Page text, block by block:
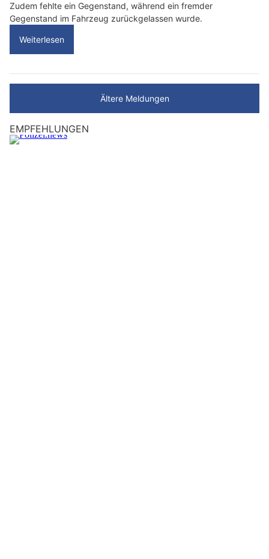
Zudem fehlte ein Gegenstand, während ein fremder
Gegenstand im Fahrzeug zurückgelassen wurde.
Weiterlesen
Ältere Meldungen
EMPFEHLUNGEN